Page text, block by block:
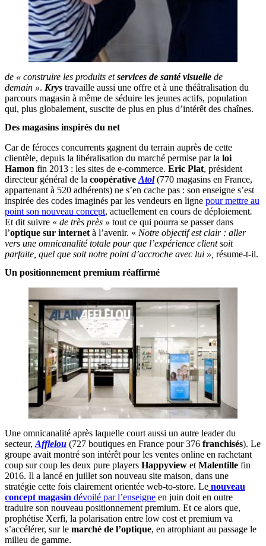
de « construire les produits etservices de santé visuelle de
demain ». Krys travaille aussi une offre et à une théâtralisation du
parcours magasin à même de séduire les jeunes actifs, population
qui, plus globalement, suscite de plus en plus d’intérêt des chaînes.
Des magasins inspirés du net
Car de féroces concurrents gagnent du terrain auprès de cette
clientèle, depuis la libéralisation du marché permise par la loi
Hamon fin 2013 : les sites de e-commerce. Eric Plat, président
directeur général de la coopérative Atol(770 magasins en France,
appartenant à 520 adhérents) ne s’en cache pas : son enseigne s’est
inspirée des codes imaginés par les vendeurs en ligne pour mettre au
point son nouveau concept, actuellement en cours de déploiement.
Et dit suivre « de très près » tout ce qui pourra se passer dans
l’optique sur internet à l’avenir. « Notre objectif est clair : aller
vers une omnicanalité totale pour que l’expérience client soit
parfaite, quel que soit notre point d’accroche avec lui », résume-t-il.
Un positionnement premium réaffirmé
Une omnicanalité après laquelle court aussi un autre leader du
secteur, Afflelou (727 boutiques en France pour 376 franchisés). Le
groupe avait montré son intérêt pour les ventes online en rachetant
coup sur coup les deux pure players Happyview et Malentille fin
2016. Il a lancé en juillet son nouveau site maison, dans une
stratégie cette fois clairement orientée web-to-store. Le nouveau
concept magasin dévoilé par l’enseigne en juin doit en outre
traduire son nouveau positionnement premium. Et ce alors que,
prophétise Xerfi, la polarisation entre low cost et premium va
s’accélérer, sur le marché de l’optique, en atrophiant au passage le
milieu de gamme.